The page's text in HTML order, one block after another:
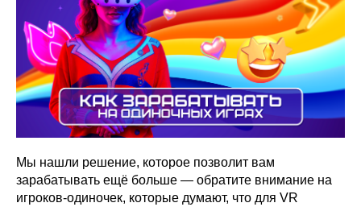
Мы нашли решение, которое позволит вам
зарабатывать ещё больше — обратите внимание на
игроков-одиночек, которые думают, что для VR